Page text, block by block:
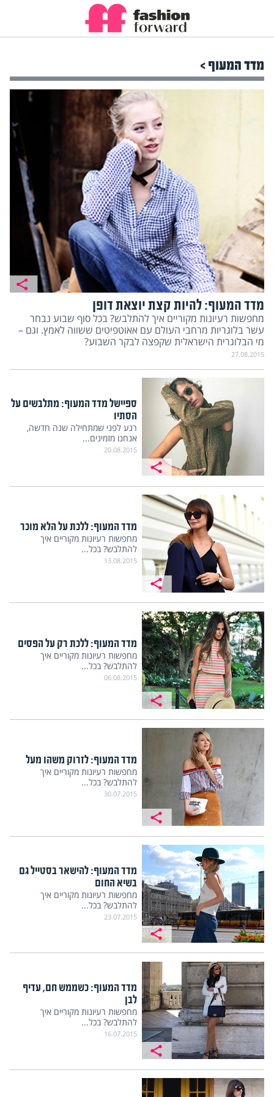
מדד המעוף >
מדד המעוף: להיות קצת יוצאת דופן
מחפשות רעיונות מקוריים איך להתלבש? בכל סוף שבוע נבחר
עשר בלוגריות מרחבי העולם עם אאוטפיטים ששווה לאמץ. וגם –
מי הבלוגרית הישראלית שקפצה לבקר השבוע?
27.08.2015
ספיישל מדד המעוף: מתלבשים על
הסתיו
רגע לפני שמתחילה שנה חדשה,
אנחנו מזמינים...
20.08.2015
מדד המעוף: ללכת על הלא מוכר
מחפשות רעיונות מקוריים איך
להתלבש? בכל...
13.08.2015
מדד המעוף: ללכת רק על הפסים
מחפשות רעיונות מקוריים איך
להתלבש? בכל...
06.08.2015
מדד המעוף: לזרוק משהו מעל
מחפשות רעיונות מקוריים איך
להתלבש? בכל...
30.07.2015
מדד המעוף: להישאר בסטייל גם
בשיא החום
מחפשות רעיונות מקוריים איך
להתלבש? בכל...
23.07.2015
מדד המעוף: כשממש חם, עדיף
לבן
מחפשות רעיונות מקוריים איך
להתלבש? בכל...
16.07.2015